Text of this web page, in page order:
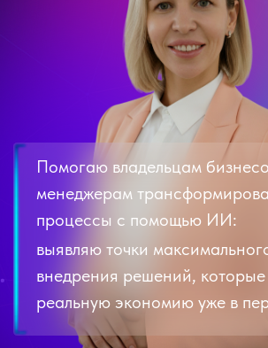
Помогаю владельцам бизнесов и топ-
менеджерам трансформировать
процессы с помощью ИИ:
выявляю точки максимального ROI для
внедрения решений, которые приносят
реальную экономию уже в первый месяц.